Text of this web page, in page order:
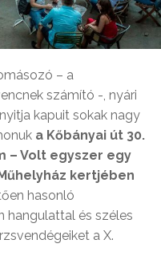
– a
számító -, nyári
kapuit sokak nagy
a Kőbányai út 30.
– Volt egyszer egy
kertjében
hasonló
hangulattal és széles
a X.